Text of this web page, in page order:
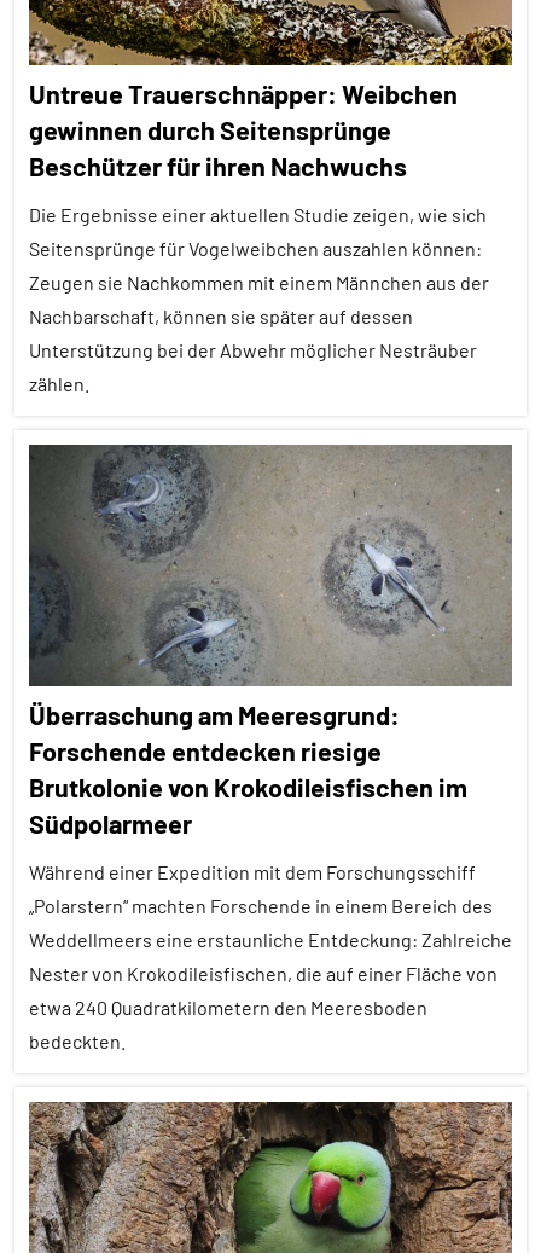
Untreue Trauerschnäpper: Weibchen
gewinnen durch Seitensprünge
Beschützer für ihren Nachwuchs
Die Ergebnisse einer aktuellen Studie zeigen, wie sich
Seitensprünge für Vogelweibchen auszahlen können:
Zeugen sie Nachkommen mit einem Männchen aus der
Nachbarschaft, können sie später auf dessen
Unterstützung bei der Abwehr möglicher Nesträuber
zählen.
Artikel
Themen
Alle
Tiergruppen
Brutpflege
Forschung
aktuell
Fortpflanzung
Kooperation
Soziale
Beziehungen
Organisation
Sozialverhalten
Verwandtschaft
Überraschung am Meeresgrund:
Forschende entdecken riesige
Brutkolonie von Krokodileisfischen im
Südpolarmeer
Während einer Expedition mit dem Forschungsschiff
„Polarstern“ machten Forschende in einem Bereich des
Weddellmeers eine erstaunliche Entdeckung: Zahlreiche
Nester von Krokodileisfischen, die auf einer Fläche von
etwa 240 Quadratkilometern den Meeresboden
bedeckten.
Alle
Artikel
Alle
Themen